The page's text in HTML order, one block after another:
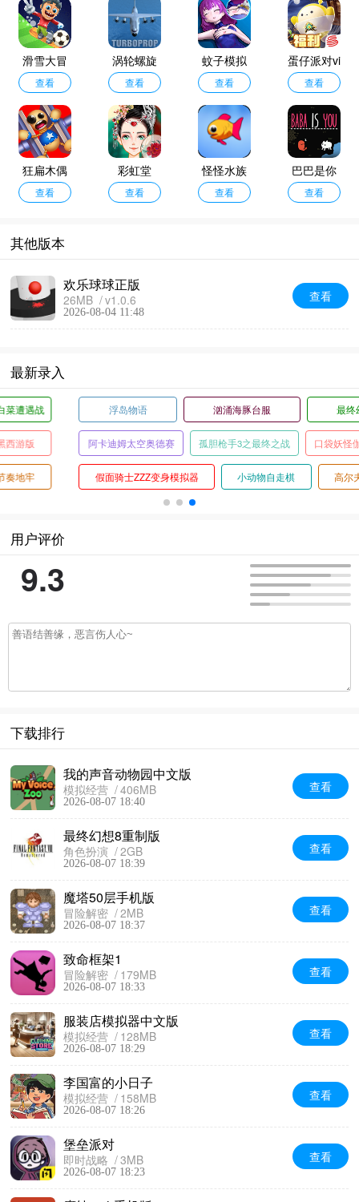
滑雪大冒
险2国际服
查看
涡轮螺旋
桨飞行模
拟器
查看
蚊子模拟
器
查看
蛋仔派对vi
vo渠道服
查看
狂扁木偶
人
查看
彩虹堂
查看
怪怪水族
馆手机版
查看
巴巴是你
查看
其他版本
欢乐球球正版
26MB v1.0.6
2026-08-04 11:48
查看
最新录入
浮岛物语
阿卡迪姆太空奥德赛 孤胆枪手3之最终之战 口袋妖怪伽马绿宝石
假面骑士ZZZ变身模拟器 小动物自走棋 高尔夫大师3D
用户评价
9.3
下载排行
我的声音动物园中文版
模拟经营 406MB
2026-08-07 18:40
查看
最终幻想8重制版
角色扮演 2GB
2026-08-07 18:39
查看
魔塔50层手机版
冒险解密 2MB
2026-08-07 18:37
查看
致命框架1
冒险解密 179MB
2026-08-07 18:33
查看
服装店模拟器中文版
模拟经营 128MB
2026-08-07 18:29
查看
李国富的小日子
模拟经营 158MB
2026-08-07 18:26
查看
堡垒派对
即时战略 3MB
2026-08-07 18:23
查看